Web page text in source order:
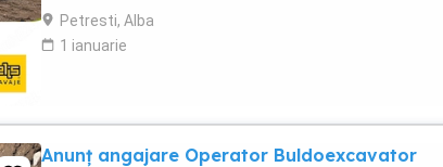
deplasare pe șantier Permis ...
Petresti, Alba
1 ianuarie
Anunț angajare Operator Buldoexcavator